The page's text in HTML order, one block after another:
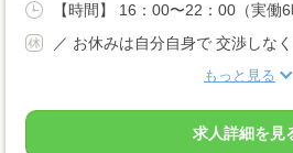
【時間】 16：00〜22：00（実働
／ お休みは自分自身で 交渉しな
もっと見る
求人詳細を見